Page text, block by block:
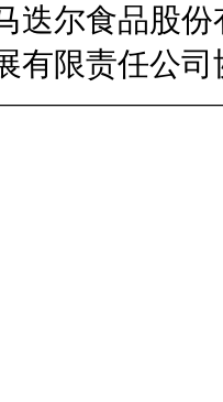
迭尔食品股
有限责任公司